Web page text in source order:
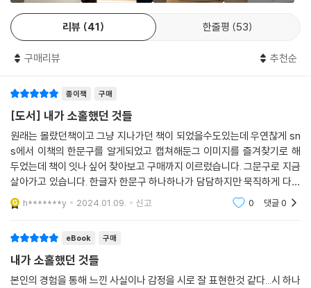
의 수많은 고민과 삶에 대한 성찰이 담겨 있다.
처럼 완성된다. 마지막 장을 넘기면 아쉬웠던 과거와 충만한 현재를 지나
하는 말은 한 가지 메시지로 귀결된다.
‘지금 이 순간 행복 합시다. 내일은 멀어요.’
그 안에는 수많은 하루를 살아내며 겪었던 가족에 대한 사랑, 관계를 포기
하지 않는 마음, 아픔을 통해 얻은 교훈 등 소소하지만 나 자신과 삶에 대한
진득한 애정이 담겨 있다. 이 책의 첫 장에서 저자는 지난 몇 년간 많은 사
랑을 받았고 열심히 글을 썼지만, 앞으로 나아갈수록 마음 한구석에 허전
한 마음이 있었음을 고백한다. 그리고 뒤를 돌아봤을 때 저자는 그제야 앞
으로 나아가고 하루를 완벽하게 채우는 것에 급급해 놓치고 살아온 수많은
것들이 보였다고 말한다. 그의 고민은 비단 지금을 살아가는 우리 모두의
고민일 것이다. 너무 바빠서, 관계에 지쳐서, 혹은 마음의 여유가 없다는 말
리뷰 41 한줄평 53
구매리뷰 추천순
종이책 구매
[도서] 내가 소홀했던 것들
원래는 몰랐던책이고 그냥 지나가던 책이 되었을수도있는데 우연찮게 sn
s에서 이책의 한문구를 알게되었고 캡쳐해둔그 이미지를 즐겨찾기로 해
두었는데 책이 잇나 싶어 찾아보고 구매까지 이르렀습니다. 그문구로 지금
살아가고 있습니다. 한글자 한문구 하나하나가 담담하지만 묵직하게 다가
오는책같아요 위로도 주고요 2018년책이면 한참전에 나왔을텐데 이제라
도 알게되 기쁩니다
h*******y 2024.01.09. 신고 0 댓글0
eBook 구매
내가 소홀했던 것들
본인의 경험을 통해 느낀 사실이나 감정을 시로 잘 표현한것 같다...시 하나